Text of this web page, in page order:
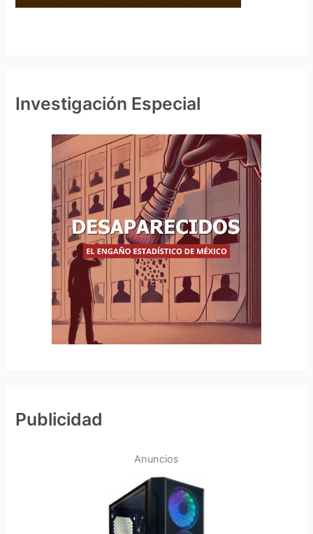
Investigación Especial
Publicidad
Anuncios